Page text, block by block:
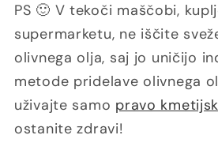
PS 🙂 V tekoči maščobi,
supermarketu, ne iščite
olivnega olja, saj jo uničijo
metode pridelave olivnega
uživajte samo pravo
ostanite zdravi!